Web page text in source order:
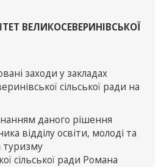
ВЕЛИКОСЕВЕРИНІВСЬКОЇ
заходи у закладах
сільської ради на
даного рішення
відділу освіти, молоді та
туризму
сільської ради Романа